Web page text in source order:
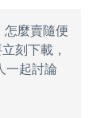
怎麼賣隨便
刻下載，
一起討論